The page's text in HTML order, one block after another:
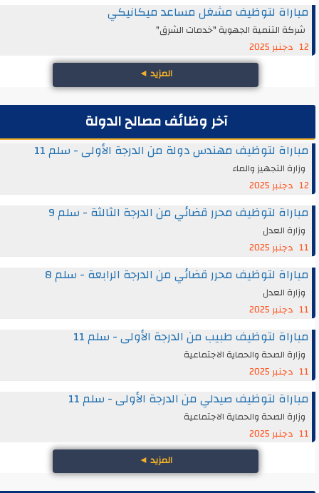
مباراة لتوظيف مشغل مساعد ميكانيكي
شركة التنمية الجهوية "خدمات الشرق"
12 دجنبر 2025
المزيد◄
آخر وظائف مصالح الدولة
مباراة لتوظيف مهندس دولة من الدرجة الأولى - سلم 11
وزارة التجهيز والماء
12 دجنبر 2025
مباراة لتوظيف محرر قضائي من الدرجة الثالثة - سلم 9
وزارة العدل
11 دجنبر 2025
مباراة لتوظيف محرر قضائي من الدرجة الرابعة - سلم 8
وزارة العدل
11 دجنبر 2025
مباراة لتوظيف طبيب من الدرجة الأولى - سلم 11
وزارة الصحة والحماية الاجتماعية
11 دجنبر 2025
مباراة لتوظيف صيدلي من الدرجة الأولى - سلم 11
وزارة الصحة والحماية الاجتماعية
11 دجنبر 2025
المزيد◄